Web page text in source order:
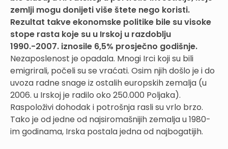
zemlji mogu donijeti više štete nego koristi.
Rezultat takve ekonomske politike bile su visoke
stope rasta koje su u Irskoj u razdoblju
1990.-2007. iznosile 6,5% prosječno godišnje.
Nezaposlenost je opadala. Mnogi Irci koji su bili
emigrirali, počeli su se vraćati. Osim njih došlo je i do
uvoza radne snage iz ostalih europskih zemalja (u
2006. u Irskoj je radilo oko 250.000 Poljaka).
Raspoloživi dohodak i potrošnja rasli su vrlo brzo.
Tako je od jedne od najsiromašnijih zemalja u 1980-
im godinama, Irska postala jedna od najbogatijih.